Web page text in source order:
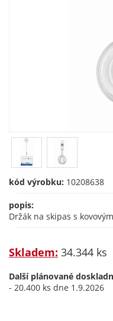
kód výrobku: 10208638
popis:
Držák na skipas s
Skladem: 34.344 ks
Další plánované
- 20.400 ks dne 1.9.2026